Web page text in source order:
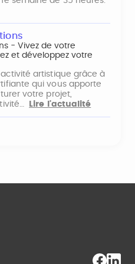
- Vivez de votre
et développez votre
artistique grâce à
qui vous apporte
votre projet,
Lire l'actualité